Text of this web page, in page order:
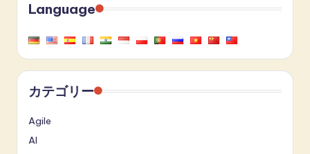
Language
カテゴリー
Agile
AI